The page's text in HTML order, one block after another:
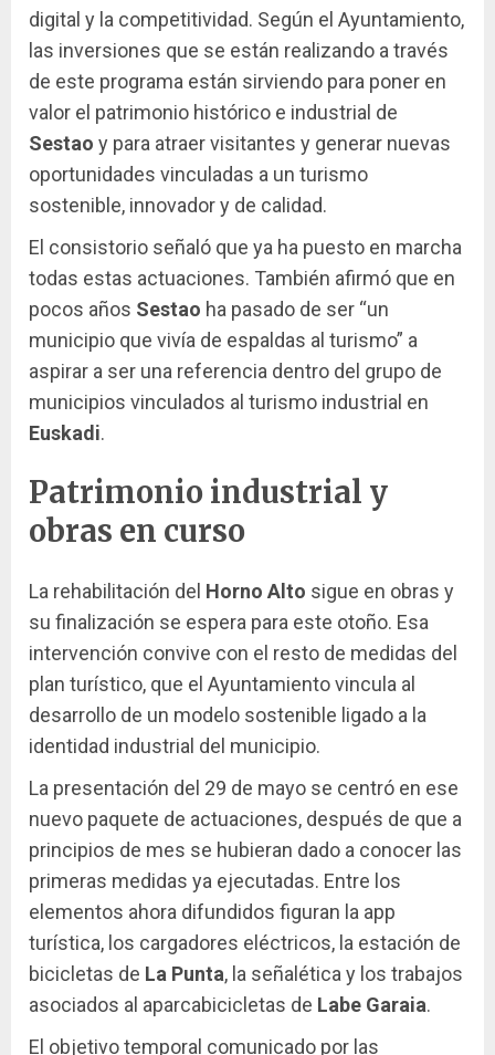
digital y la competitividad. Según el Ayuntamiento,
las inversiones que se están realizando a través
de este programa están sirviendo para poner en
valor el patrimonio histórico e industrial de
Sestao y para atraer visitantes y generar nuevas
oportunidades vinculadas a un turismo
sostenible, innovador y de calidad.
El consistorio señaló que ya ha puesto en marcha
todas estas actuaciones. También afirmó que en
pocos años Sestao ha pasado de ser “un
municipio que vivía de espaldas al turismo” a
aspirar a ser una referencia dentro del grupo de
municipios vinculados al turismo industrial en
Euskadi.
Patrimonio industrial y
obras en curso
La rehabilitación del Horno Alto sigue en obras y
su finalización se espera para este otoño. Esa
intervención convive con el resto de medidas del
plan turístico, que el Ayuntamiento vincula al
desarrollo de un modelo sostenible ligado a la
identidad industrial del municipio.
La presentación del 29 de mayo se centró en ese
nuevo paquete de actuaciones, después de que a
principios de mes se hubieran dado a conocer las
primeras medidas ya ejecutadas. Entre los
elementos ahora difundidos figuran la app
turística, los cargadores eléctricos, la estación de
bicicletas de La Punta, la señalética y los trabajos
asociados al aparcabicicletas de Labe Garaia.
El objetivo temporal comunicado por las